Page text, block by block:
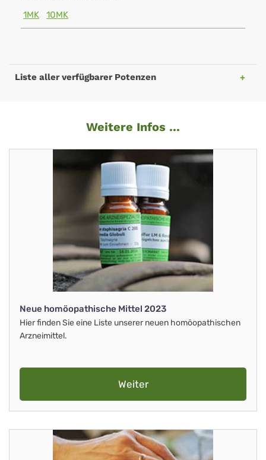
1MK
10MK
Liste aller verfügbarer Potenzen
Weitere Infos ...
Neue homöopathische Mittel 2023
Hier finden Sie eine Liste unserer neuen homöopathischen
Arzneimittel.
Weiter